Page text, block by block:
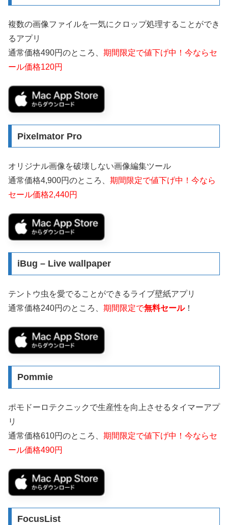
複数の画像ファイルを一気にクロップ処理することができ
るアプリ
通常価格490円のところ、 期間限定で値下げ中！今ならセ
ール価格120円
Pixelmator Pro
オリジナル画像を破壊しない画像編集ツール
通常価格4,900円のところ、 期間限定で値下げ中！今なら
セール価格2,440円
iBug – Live wallpaper
テントウ虫を愛でることができるライブ壁紙アプリ
通常価格240円のところ、 期間限定で無料セール！
Pommie
ポモドーロテクニックで生産性を向上させるタイマーアプ
リ
通常価格610円のところ、 期間限定で値下げ中！今ならセ
ール価格490円
FocusList